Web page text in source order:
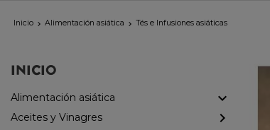
Inicio  Alimentación asiática  Tés e Infusiones asiáticas
INICIO
Alimentación asiática
Aceites y Vinagres